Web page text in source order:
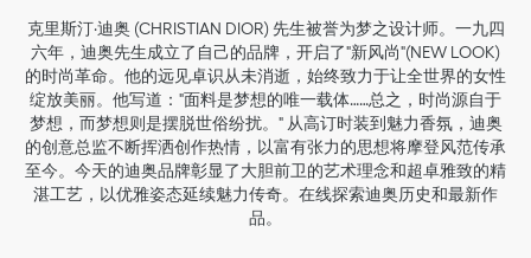
克里斯汀·迪奥 (CHRISTIAN DIOR) 先生被誉为梦之设计师。一九四
六年，迪奥先生成立了自己的品牌，开启了"新风尚"(NEW LOOK)
的时尚革命。他的远见卓识从未消逝，始终致力于让全世界的女性
绽放美丽。他写道："面料是梦想的唯一载体……总之，时尚源自于
梦想，而梦想则是摆脱世俗纷扰。" 从高订时装到魅力香氛，迪奥
的创意总监不断挥洒创作热情，以富有张力的思想将摩登风范传承
至今。今天的迪奥品牌彰显了大胆前卫的艺术理念和超卓雅致的精
湛工艺，以优雅姿态延续魅力传奇。在线探索迪奥历史和最新作
品。